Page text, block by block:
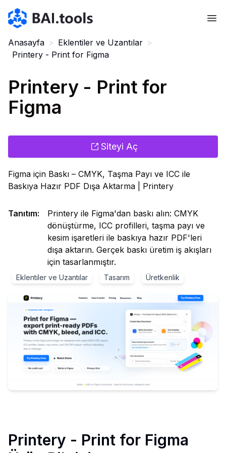
Bai.tools
Anasayfa > Eklentiler ve Uzantılar >
Printery - Print for Figma
Printery - Print for
Figma
Siteyi Aç
Figma için Baskı – CMYK, Taşma Payı ve ICC ile
Baskıya Hazır PDF Dışa Aktarma | Printery
Tanıtım:
Printery ile Figma'dan baskı alın: CMYK
dönüştürme, ICC profilleri, taşma payı ve
kesim işaretleri ile baskıya hazır PDF'leri
dışa aktarın. Gerçek baskı üretim iş akışları
için tasarlanmıştır.
Eklentiler ve Uzantılar Tasarım Üretkenlik
Printery - Print for Figma